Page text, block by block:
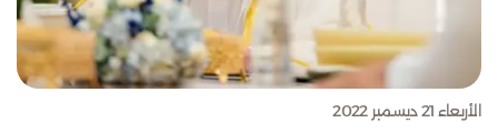
الأربعاء 21 ديسمبر 2022